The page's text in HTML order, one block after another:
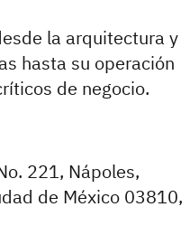
la arquitectura y
hasta su operación
de negocio.
221, Nápoles,
de México 03810,